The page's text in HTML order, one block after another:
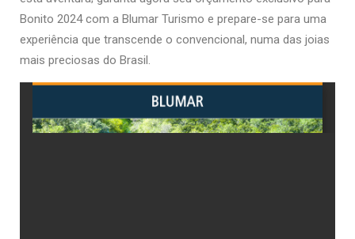
Bonito 2024 com a Blumar Turismo e prepare-se para uma
experiência que transcende o convencional, numa das joias
mais preciosas do Brasil.